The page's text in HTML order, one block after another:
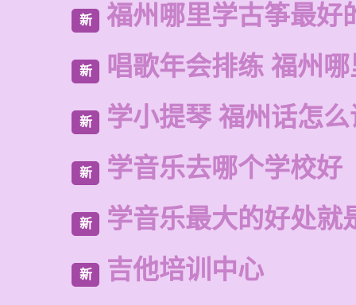
新 福州哪里学古筝最好
新 唱歌年会排练 福州
新 学小提琴 福州话怎
新 学音乐去哪个学校好
新 学音乐最大的好处就
新 吉他培训中心